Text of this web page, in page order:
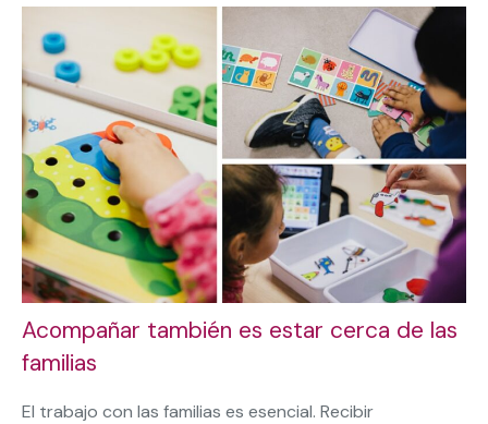
Acompañar también es estar cerca de las
familias
El trabajo con las familias es esencial. Recibir